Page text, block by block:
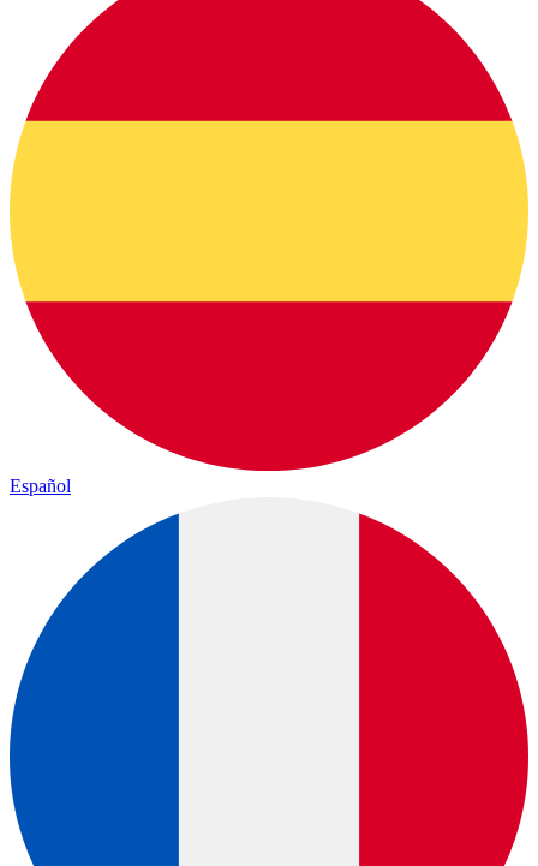
Español